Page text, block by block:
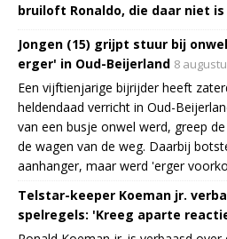
bruiloft Ronaldo, die daar niet is
Jongen (15) grijpt stuur bij
erger' in Oud-Beijerland 8
Een vijftienjarige bijrijder heeft
heldendaad verricht in Oud-
van een busje onwel werd, greep
de wagen van de weg. Daarbij
aanhanger, maar werd 'erger
Telstar-keeper Koeman jr.
spelregels: 'Kreeg aparte